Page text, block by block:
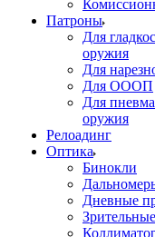
Патроны
Для
оружия
Для
Для ОООП
Для
оружия
Релоадинг
Оптика
Бинокли
Дневные